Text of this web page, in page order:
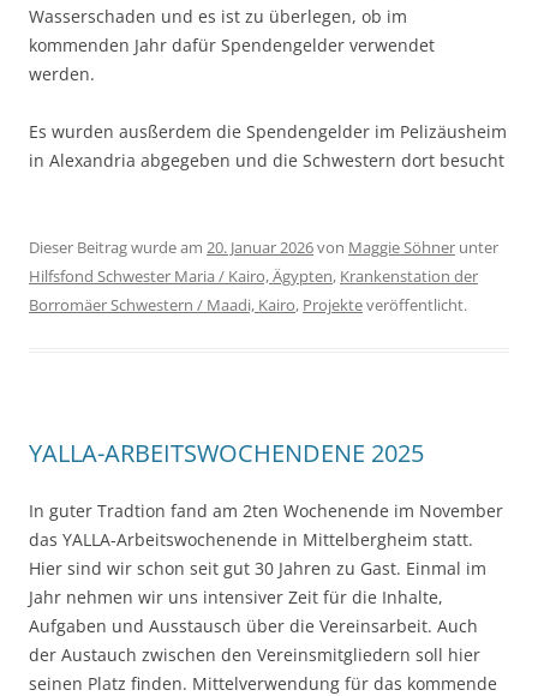
Wasserschaden und es ist zu überlegen, ob im
kommenden Jahr dafür Spendengelder verwendet
werden.
Es wurden ausßerdem die Spendengelder im Pelizäusheim
in Alexandria abgegeben und die Schwestern dort besucht
Dieser Beitrag wurde am 20. Januar 2026von Maggie Söhner unter
Hilfsfond Schwester Maria / Kairo, Ägypten, Krankenstation der
Borromäer Schwestern / Maadi, Kairo, Projekteveröffentlicht.
YALLA-ARBEITSWOCHENDENE 2025
In guter Tradtion fand am 2ten Wochenende im November
das YALLA-Arbeitswochenende in Mittelbergheim statt.
Hier sind wir schon seit gut 30 Jahren zu Gast. Einmal im
Jahr nehmen wir uns intensiver Zeit für die Inhalte,
Aufgaben und Ausstausch über die Vereinsarbeit. Auch
der Austauch zwischen den Vereinsmitgliedern soll hier
seinen Platz finden. Mittelverwendung für das kommende